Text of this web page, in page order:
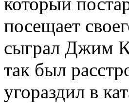
посещает
сыграл Джим
так был
угораздил в